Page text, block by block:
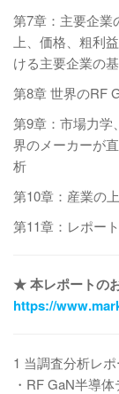
第7章：主要企業
上、価格、粗利
ける主要企業の
第8章 世界のRF
第9章：市場力学
界のメーカーが
析
第10章：産業の
第11章：レポー
★ 本レポートの
https://
1 当調査分析レ
・RF GaN半導